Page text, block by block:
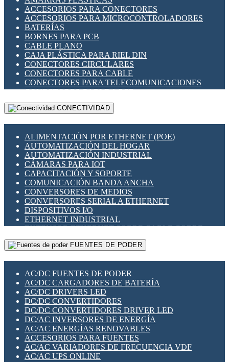
INDICADORES PARA PANEL
INTERFACES DE RELÉ
INTERRUPTORES FIN DE CARRERA
LLAVES CONMUTADORAS
MEDIDORES DE ENERGÍA Y TC'S DE CORRIENTE
MOTORES PASO A PASO
PANTALLAS HMI
PLC -CONTROLADORES LÓGICO PROGRAMABLES
PROGRAMADORES DE HORARIO
RELÉS DE PROTECCIÓN
SENSORES CAPACITIVOS
SENSORES INDUCTIVOS
TEMPORIZADORES
VARIACS
VARIADORES DE FRECUENCIA [VDF]
SECCIONADORES - INTERRUPTORES
MAQUINARIA
ACCESORIOS PARA CONECTORES
ACCESORIOS PARA MICROCONTROLADORES
BATERÍAS
BORNES PARA PCB
CABLE PLANO
CAJA PLÁSTICA PARA RIEL DIN
CONECTORES CIRCULARES
CONECTORES PARA CABLE
CONECTORES PARA TELECOMUNICACIONES
CONECTORES CABLE A PCB
CONECTORES PCB A CABLE
DIP SWITCHES
HERRAMIENTAS VARIAS
ILUMINACIÓN LED
INTERRUPTORES REED
INTERFACES DE RELÉ
OTROS RELÉS
PROTECCIÓN TÉRMICA
RELÉS AUTOMOTRICES
RELÉS DE SEÑAL
RELÉS DE ESTADO SÓLIDO SSR
RELÉS INDUSTRIALES
RELÉS MINIATURA DE POTENCIA
SENSORES MAGNÉTICOS
SWITCH Y MICROSWITCH
TARJETAS PI
UNIÓN Y DERIVACIÓN DE CABLE
CONECTIVIDAD
ALIMENTACIÓN POR ETHERNET (POE)
AUTOMATIZACIÓN DEL HOGAR
AUTOMATIZACIÓN INDUSTRIAL
CÁMARAS PARA IOT
CAPACITACIÓN Y SOPORTE
COMUNICACIÓN BANDA ANCHA
CONVERSORES DE MEDIOS
CONVERSORES SERIAL A ETHERNET
DISPOSITIVOS I/O
ETHERNET INDUSTRIAL
EXTENSOR ETHERNET SOBRE CABLE COBRE
GATEWAY LORAWAN
GESTIÓN DE REDES
PLACAS MODULARES IOT
SWITCHES Y REDES WIFI
SOLUCIONES IOT
SOLUCIONES LORAWAN
SOLUCIONES RED CELULAR
SEGURIDAD PARA REDES
SWITCHES LAN
TELEFONÍA IP (VOIP)
VIGILANCIA IP (CCTV)
MESHTASTIC
FUENTES DE PODER
AC/DC FUENTES DE PODER
AC/DC CARGADORES DE BATERÍA
AC/DC DRIVERS LED
DC/DC CONVERTIDORES
DC/DC CONVERTIDORES DRIVER LED
DC/AC INVERSORES DE ENERGÍA
AC/AC ENERGÍAS RENOVABLES
ACCESORIOS PARA FUENTES
AC/AC VARIADORES DE FRECUENCIA VDF
AC/AC UPS ONLINE